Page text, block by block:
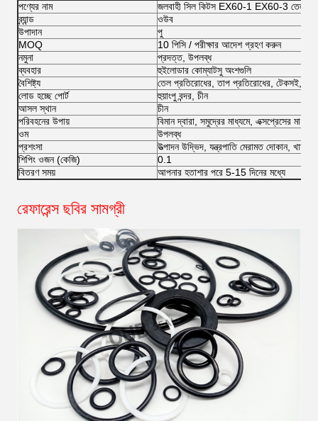
পণ্যের নাম
জলবাহী সিল কিটস EX60-1 EX60-3 তেল
ব্র্যান্ড
ওউব
উপাদান
পু
MOQ
10 পিসি / পরীক্ষার আদেশ গ্রহণ করুন
নমুনা
প্রদত্ত, উপলব্ধ
ব্যবহার
হুইলোডার কোম্যাটসু অংশগুলি
বৈশিষ্ট্য
তেল প্রতিরোধের, তাপ প্রতিরোধের, টেকসই, সীল
লোড হচ্ছে পোর্ট
হুয়াংপু বন্দর, চীন
আসল স্থান
চীন
পরিবহনের উপায়
বিমান দ্বারা, সমুদ্রের মাধ্যমে, এক্সপ্রেসের
ওম
উপলব্ধ
প্রশংসা
উত্পাদন উদ্ভিদ, যন্ত্রপাতি মেরামত দোকান,
শিপিং ওজন (কেজি)
0.1
বিতরণ সময়
আপনার হতাশার পরে 5-15 দিনের মধ্যে
রেফারেন্স ছবির সামগ্রী